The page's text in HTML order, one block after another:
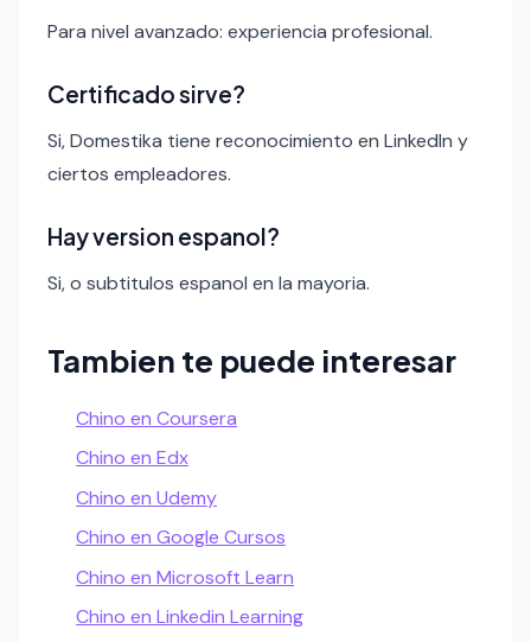
Para nivel avanzado: experiencia profesional.
Certificado sirve?
Si, Domestika tiene reconocimiento en LinkedIn y
ciertos empleadores.
Hay version espanol?
Si, o subtitulos espanol en la mayoria.
Tambien te puede interesar
Chino en Coursera
Chino en Edx
Chino en Udemy
Chino en Google Cursos
Chino en Microsoft Learn
Chino en Linkedin Learning